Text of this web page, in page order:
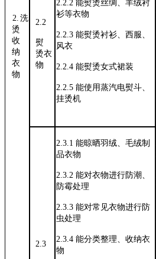
2.洗
烫
收
纳
衣
物
2.2
熨
烫衣
物
2.2.2能熨烫丝绸、羊绒衬
衫等衣物
2.2.3能熨烫衬衫、西服、
风衣
2.2.4能熨烫女式裙装
2.2.5能使用蒸汽电熨斗、
挂烫机
2.3
2.3.1能晾晒羽绒、毛绒制
品衣物
2.3.2能对衣物进行防潮、
防霉处理
2.3.3能对常见衣物进行防
虫处理
2.3.4能分类整理、收纳衣
物